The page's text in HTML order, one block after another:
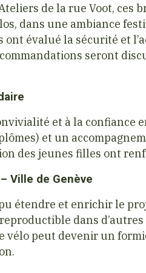
de la rue Voot, ces
dans une ambiance
évalué la sécurité et
seront
et à la confiance
et un
des jeunes filles ont
Ville de Genève
étendre et enrichir le
dans
vélo peut devenir un